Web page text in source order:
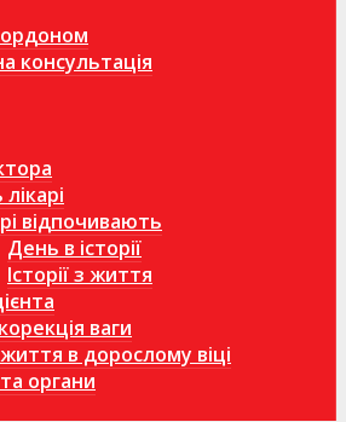
консультація
відпочивають
День в історії
Історії з життя
ваги
в дорослому віці
органи